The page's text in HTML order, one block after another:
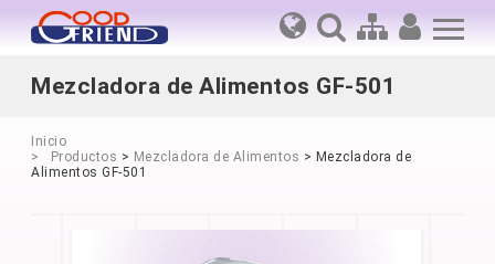
Mezcladora de Alimentos GF-501
Inicio
Productos > Mezcladora de Alimentos > Mezcladora de
Alimentos GF-501